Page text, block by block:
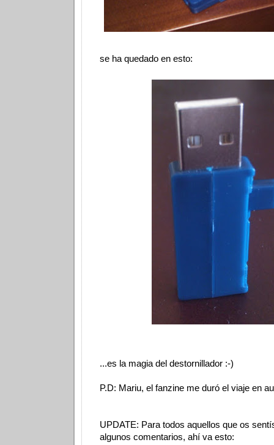
se ha quedado en esto:
...es la magia del destornillador :-)
P.D: Mariu, el fanzine me duró el viaje en
UPDATE: Para todos aquellos que os
algunos comentarios, ahí va esto: